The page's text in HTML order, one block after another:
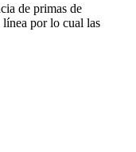
de primas de
línea por lo cual las